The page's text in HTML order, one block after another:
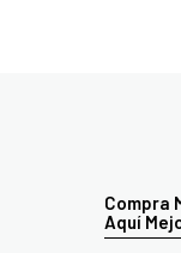
Compra
Aquí